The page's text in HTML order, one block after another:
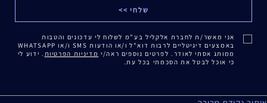
אני מאשר/ת לחברת אלקליל בע"מ לשלוח לי עדכונים והטבות
באמצעים דיגיטליים לרבות דוא"ל ו/או הודעות SMS ו/או WHATSAPP
ממותג אסתי לאודר. לפרטים נוספים ראה/י מדיניות הפרטיות . ידוע לי
כי אוכל לבטל את הסכמתי בכל עת.